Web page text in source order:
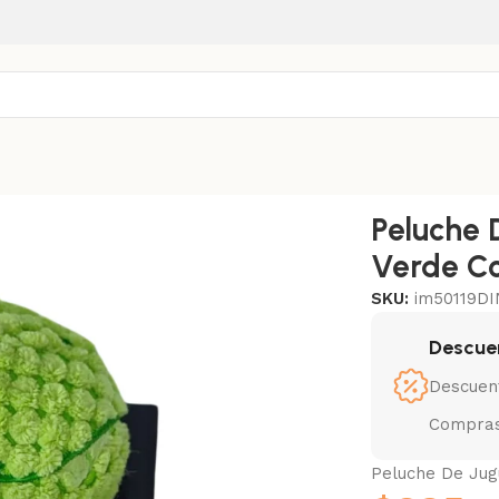
Peluche
Verde
SKU:
Peluche De